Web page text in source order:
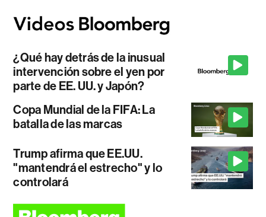
¿Qué hay detrás de la inusual
intervención sobre el yen por
parte de EE. UU. y Japón?
Copa Mundial de la FIFA: La
batalla de las marcas
Trump afirma que EE.UU.
"mantendrá el estrecho" y lo
controlará